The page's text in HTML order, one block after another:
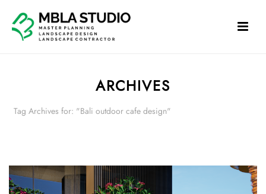
ARCHIVES
Tag Archives for: "Bali outdoor cafe design"